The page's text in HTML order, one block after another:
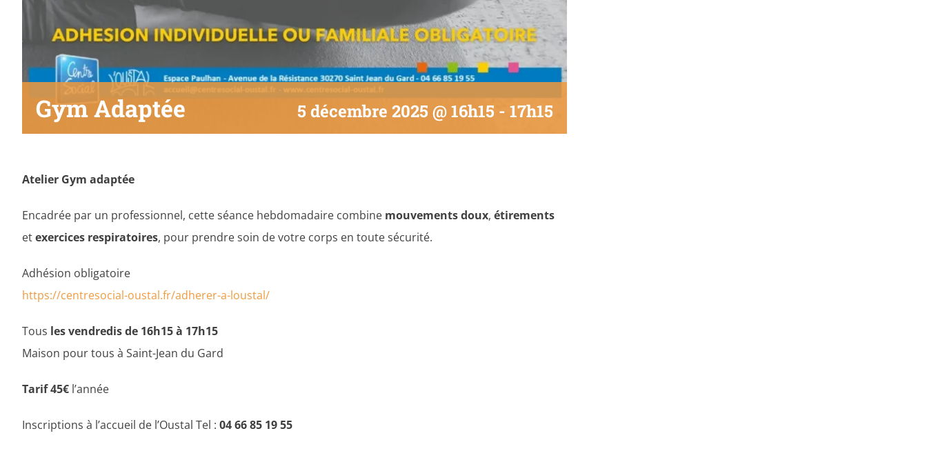
Gym Adaptée 5 décembre 2025 @ 16h15 -17h15
Atelier Gym adaptée
Encadrée par un professionnel, cette séance hebdomadaire combine mouvements doux, étirements
etexercices respiratoires, pour prendre soin de votre corps en toute sécurité.
Adhésion obligatoire
https://centresocial-oustal.fr/adherer-a-loustal/
Tous les vendredis de 16h15 à 17h15
Maison pour tous à Saint-Jean du Gard
Tarif 45€ l’année
Inscriptions à l’accueil de l’Oustal Tel : 04 66 85 19 55